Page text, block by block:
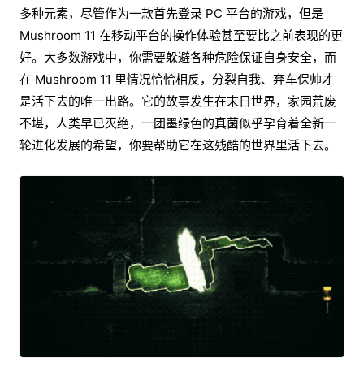
多种元素，尽管作为一款首先登录 PC 平台的游戏，但是
Mushroom 11 在移动平台的操作体验甚至要比之前表现的更
好。大多数游戏中，你需要躲避各种危险保证自身安全，而
在 Mushroom 11 里情况恰恰相反，分裂自我、弃车保帅才
是活下去的唯一出路。它的故事发生在末日世界，家园荒废
不堪，人类早已灭绝，一团墨绿色的真菌似乎孕育着全新一
轮进化发展的希望，你要帮助它在这残酷的世界里活下去。